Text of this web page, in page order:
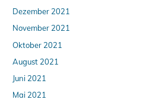
Dezember 2021
November 2021
Oktober 2021
August 2021
Juni 2021
Mai 2021